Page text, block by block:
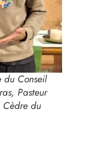
du Conseil
Pasteur
du